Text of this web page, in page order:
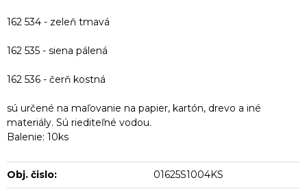
162 534 - zeleň tmavá
162 535 - siena pálená
162 536 - čerň kostná
sú určené na maľovanie na papier, kartón, drevo a iné
materiály. Sú riediteľné vodou.
Balenie: 10ks
Obj. čislo: 01625S1004KS